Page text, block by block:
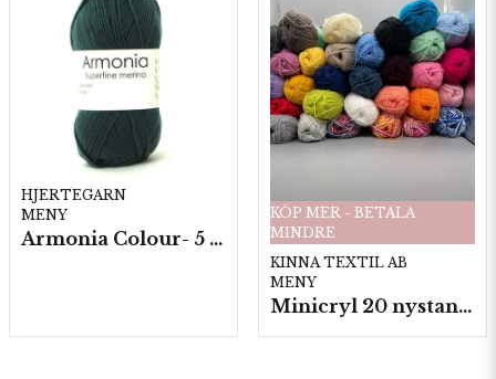
HJERTEGARN
MENY
Armonia Colour- 5 härv/fp. a100 g.
KÖP MER - BETALA
MINDRE
KINNA TEXTIL AB
MENY
Minicryl 20 nystan a25g./fp.